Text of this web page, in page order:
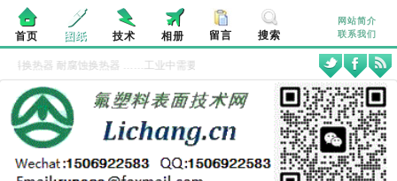
首页 图纸 技术 相册 留言 搜索
网站简介
联系我们
料换热器 耐腐蚀换热器……工业中需要使用耐盐酸冷却器对盐酸等含氯溶液进行